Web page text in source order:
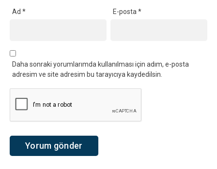
Ad * E-posta*
Daha sonraki yorumlarımda kullanılması için adım, e-posta
adresim ve site adresim bu tarayıcıya kaydedilsin.